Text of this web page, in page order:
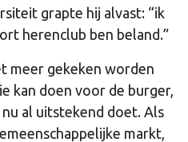
grapte hij alvast: “ik
herenclub ben beland.”
meer gekeken worden
kan doen voor de burger,
al uitstekend doet. Als
markt,